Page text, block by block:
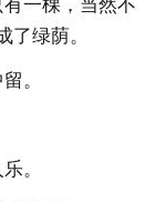
一棵，当然不
了绿荫。
。
。